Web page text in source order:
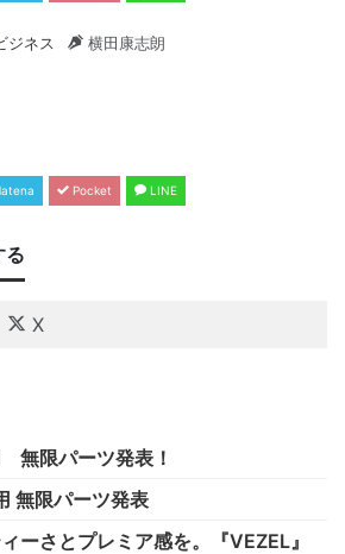
ジネス 横田康志朗
Pocket LINE
る
X
無限パーツ発表！
無限パーツ発表
ーさとプレミア感を。『VEZEL』